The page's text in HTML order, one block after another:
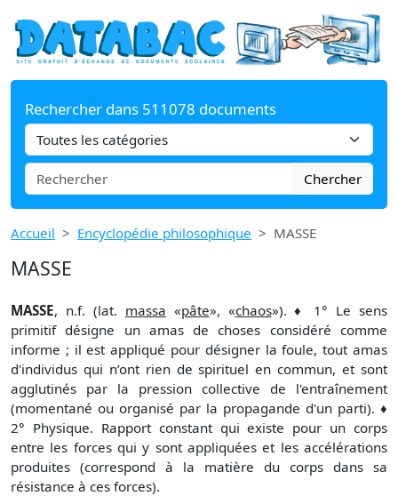
Rechercher dans 511078 documents
Chercher
Accueil Encyclopédie philosophique MASSE
MASSE
MASSE, n.f. (lat. massa «pâte», «chaos»). ♦ 1° Le sens
primitif désigne un amas de choses considéré comme
informe ; il est appliqué pour désigner la foule, tout amas
d'individus qui n’ont rien de spirituel en commun, et sont
agglutinés par la pression collective de l'entraînement
(momentané ou organisé par la propagande d'un parti). ♦
2° Physique. Rapport constant qui existe pour un corps
entre les forces qui y sont appliquées et les accélérations
produites (correspond à la matière du corps dans sa
résistance à ces forces).